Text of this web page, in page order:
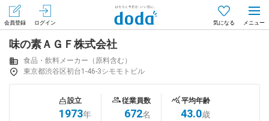
会員登録 ログイン 気になる
会員登録（無料）
はじめてdodaをご利用される方へ
味の素ＡＧＦ株式会社
食品・飲料メーカー（原料含む）
東京都渋谷区初台1-46-3シモモトビル
設立
1973年
従業員数
672名
平均年齢
43.0歳